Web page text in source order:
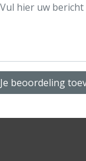
Je beoordeling